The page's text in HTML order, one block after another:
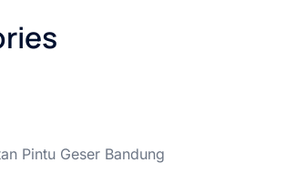
Pintu Geser Bandung